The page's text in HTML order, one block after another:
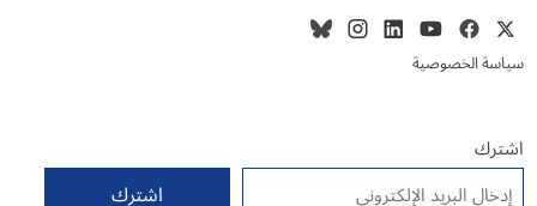
سياسة الخصوصية
اشترك
البريد الإلكتروني *